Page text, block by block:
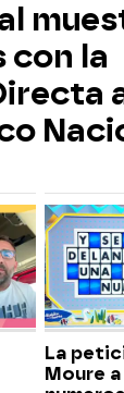
con la
La
Moure